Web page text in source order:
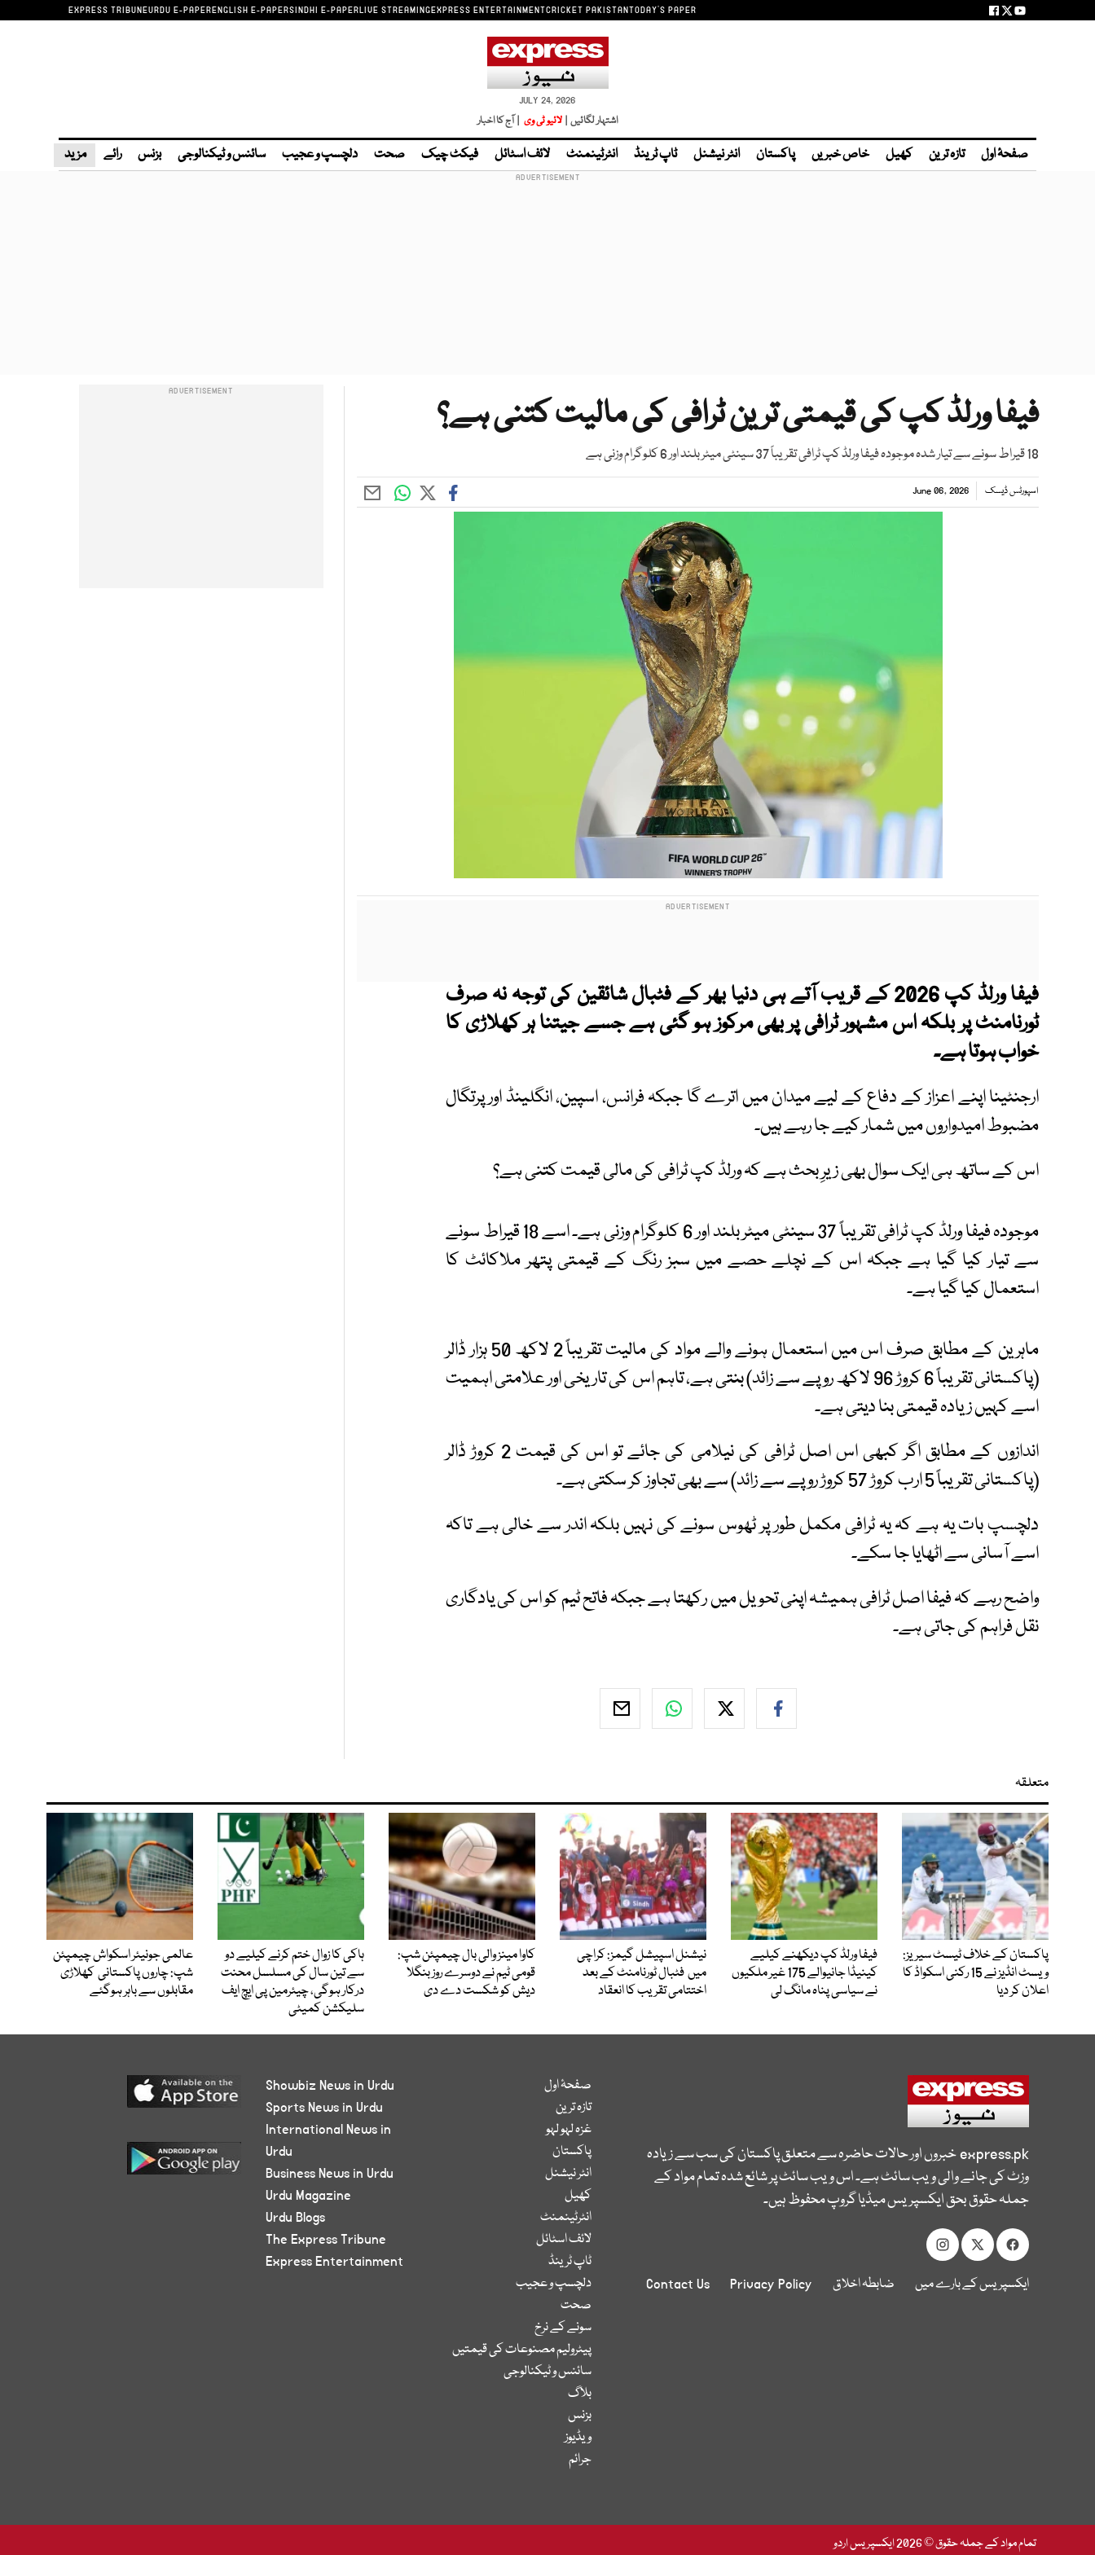
EXPRESS TRIBUNEURDU E-PAPERENGLISH E-PAPERSINDHI E-PAPERLIVE STREAMINGEXPRESS ENTERTAINMENTCRICKET PAKISTANTODAY'S PAPER
JULY 24, 2026
اشتہار لگائیں | لائیو ٹی وی | آج کا اخبار
صفحۂ اول تازہ ترین کھیل خاص خبریں پاکستان انٹر نیشنل ٹاپ ٹرینڈ انٹرٹینمنٹ لائف اسٹائل فیکٹ چیک صحت دلچسپ و عجیب سائنس و ٹیکنالوجی بزنس رائے مزید
فیفا ورلڈ کپ کی قیمتی ترین ٹرافی کی مالیت کتنی ہے؟
18 قیراط سونے سے تیار شدہ موجودہ فیفا ورلڈ کپ ٹرافی تقریباً 37 سینٹی میٹر بلند اور 6 کلوگرام وزنی ہے
اسپورٹس ڈیسک June 06, 2026
فیفا ورلڈ کپ 2026 کے قریب آتے ہی دنیا بھر کے فٹبال شائقین کی توجہ نہ صرف
ٹورنامنٹ پر بلکہ اس مشہور ٹرافی پر بھی مرکوز ہو گئی ہے جسے جیتنا ہر کھلاڑی کا
خواب ہوتا ہے۔
ارجنٹینا اپنے اعزاز کے دفاع کے لیے میدان میں اترے گا جبکہ فرانس، اسپین، انگلینڈ اور پرتگال
مضبوط امیدواروں میں شمار کیے جا رہے ہیں۔
اس کے ساتھ ہی ایک سوال بھی زیرِ بحث ہے کہ ورلڈ کپ ٹرافی کی مالی قیمت کتنی ہے؟
موجودہ فیفا ورلڈ کپ ٹرافی تقریباً 37 سینٹی میٹر بلند اور 6 کلوگرام وزنی ہے۔ اسے 18 قیراط سونے
سے تیار کیا گیا ہے جبکہ اس کے نچلے حصے میں سبز رنگ کے قیمتی پتھر ملاکائٹ کا
استعمال کیا گیا ہے۔
ماہرین کے مطابق صرف اس میں استعمال ہونے والے مواد کی مالیت تقریباً 2 لاکھ 50 ہزار ڈالر
(پاکستانی تقریباً 6 کروڑ 96 لاکھ روپے سے زائد) بنتی ہے، تاہم اس کی تاریخی اور علامتی اہمیت
اسے کہیں زیادہ قیمتی بنا دیتی ہے۔
اندازوں کے مطابق اگر کبھی اس اصل ٹرافی کی نیلامی کی جائے تو اس کی قیمت 2 کروڑ ڈالر
(پاکستانی تقریباً 5 ارب کروڑ 57 کروڑ روپے سے زائد) سے بھی تجاوز کر سکتی ہے۔
دلچسپ بات یہ ہے کہ یہ ٹرافی مکمل طور پر ٹھوس سونے کی نہیں بلکہ اندر سے خالی ہے تاکہ
اسے آسانی سے اٹھایا جا سکے۔
واضح رہے کہ فیفا اصل ٹرافی ہمیشہ اپنی تحویل میں رکھتا ہے جبکہ فاتح ٹیم کو اس کی یادگاری
نقل فراہم کی جاتی ہے۔
متعلقہ
پاکستان کے خلاف ٹیسٹ سیریز:
ویسٹ انڈیز نے 15 رکنی اسکواڈ کا
اعلان کر دیا
فیفا ورلڈ کپ دیکھنے کیلیے
کینیڈا جانیوالے 175 غیر ملکیوں
نے سیاسی پناہ مانگ لی
نیشنل اسپیشل گیمز: کراچی
میں فٹبال ٹورنامنٹ کے بعد
اختتامی تقریب کا انعقاد
کاوا مینز والی بال چیمپئن شپ:
قومی ٹیم نے دوسرے روز بنگلا
دیش کو شکست دے دی
ہاکی کا زوال ختم کرنے کیلیے دو
سے تین سال کی مسلسل محنت
درکار ہوگی، چیئرمین پی ایچ ایف
سلیکشن کمیٹی
عالمی جونیئر اسکواش چیمپئن
شپ: چاروں پاکستانی کھلاڑی
مقابلوں سے باہر ہوگئے
express.pkخبروں اور حالات حاضرہ سے متعلق پاکستان کی سب سے زیادہ
وزٹ کی جانے والی ویب سائٹ ہے۔ اس ویب سائٹ پر شائع شدہ تمام مواد کے
جملہ حقوق بحق ایکسپریس میڈیا گروپ محفوظ ہیں۔
ایکسپریس کے بارے میں ضابطہ اخلاق Privacy Policy
Contact Us
صفحۂ اول
تازہ ترین
غزہ لہو لہو
پاکستان
انٹر نیشنل
کھیل
انٹرٹینمنٹ
لائف اسٹائل
ٹاپ ٹرینڈ
دلچسپ و عجیب
صحت
سونے کے نرخ
پیٹرولیم مصنوعات کی قیمتیں
سائنس و ٹیکنالوجی
بلاگ
بزنس
ویڈیوز
جرائم
Showbiz News in Urdu
Sports News in Urdu
International News in
Urdu
Business News in Urdu
Urdu Magazine
Urdu Blogs
The Express Tribune
Express Entertainment
تمام مواد کے جملہ حقوق © 2026 ایکسپریس اردو